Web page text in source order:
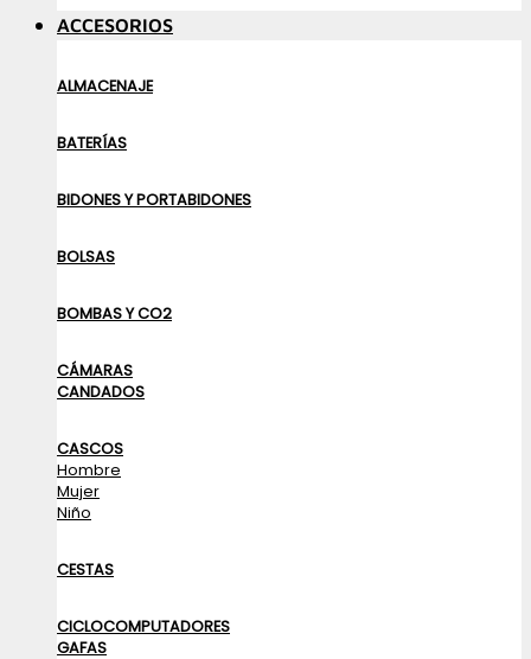
ACCESORIOS
ALMACENAJE
BATERÍAS
BIDONES Y PORTABIDONES
BOLSAS
BOMBAS Y CO2
CÁMARAS
CANDADOS
CASCOS
Hombre
Mujer
Niño
CESTAS
CICLOCOMPUTADORES
GAFAS